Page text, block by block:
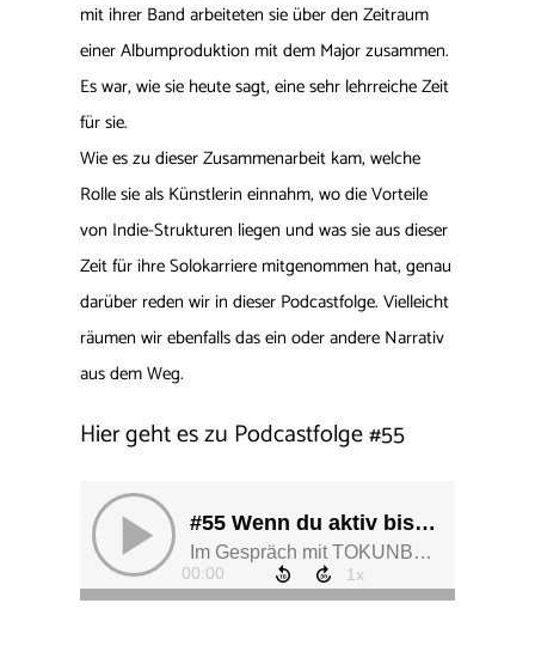
mit ihrer Band arbeiteten sie über den Zeitraum
einer Albumproduktion mit dem Major zusammen.
Es war, wie sie heute sagt, eine sehr lehrreiche Zeit
für sie.
Wie es zu dieser Zusammenarbeit kam, welche
Rolle sie als Künstlerin einnahm, wo die Vorteile
von Indie-Strukturen liegen und was sie aus dieser
Zeit für ihre Solokarriere mitgenommen hat, genau
darüber reden wir in dieser Podcastfolge. Vielleicht
räumen wir ebenfalls das ein oder andere Narrativ
aus dem Weg.
Hier geht es zu Podcastfolge#55